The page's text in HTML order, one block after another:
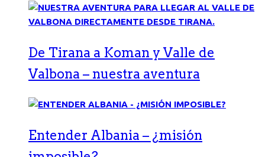
De Tirana a Koman y Valle de
Valbona – nuestra aventura
Entender Albania – ¿misión